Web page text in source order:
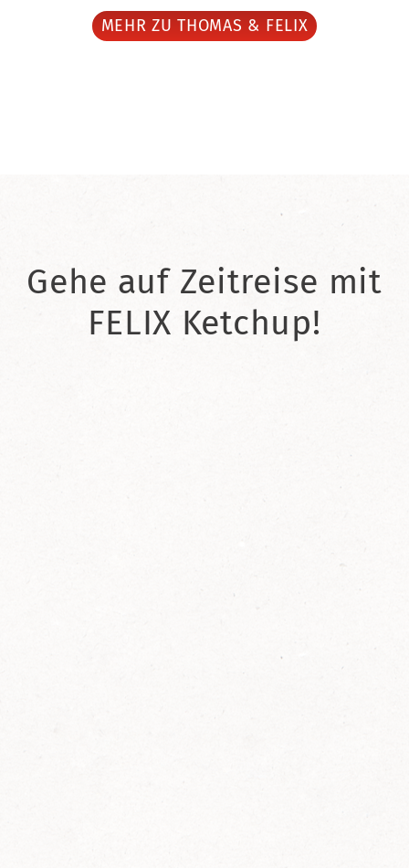
MEHR ZU THOMAS & FELIX
Gehe auf Zeitreise mit
FELIX Ketchup!